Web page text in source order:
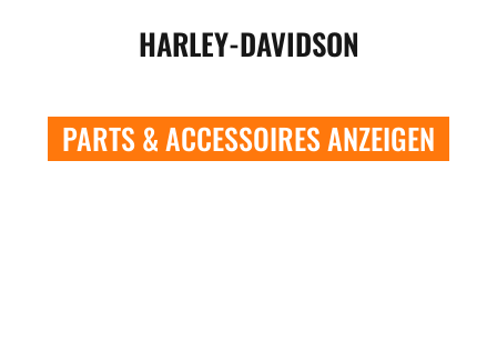
HARLEY-DAVIDSON
PARTS & ACCESSOIRES ANZEIGEN